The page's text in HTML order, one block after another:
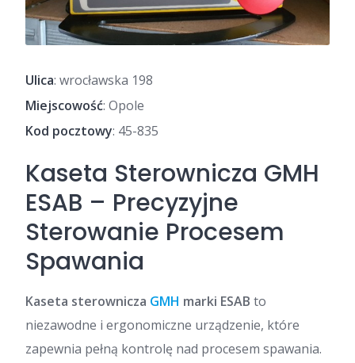
Ulica: wrocławska 198
Miejscowość: Opole
Kod pocztowy: 45-835
Kaseta Sterownicza GMH
ESAB – Precyzyjne
Sterowanie Procesem
Spawania
Kaseta sterownicza GMH marki ESAB to
niezawodne i ergonomiczne urządzenie, które
zapewnia pełną kontrolę nad procesem spawania.